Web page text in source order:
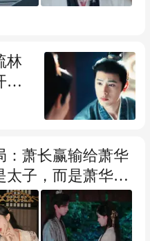
林
心
：萧长赢输给萧华
太子，而是萧华雍